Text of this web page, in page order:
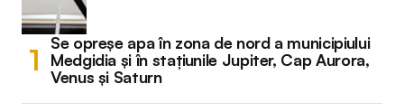
Se opreșe apa în zona de nord a municipiului
Medgidia și în stațiunile Jupiter, Cap Aurora,
Venus și Saturn